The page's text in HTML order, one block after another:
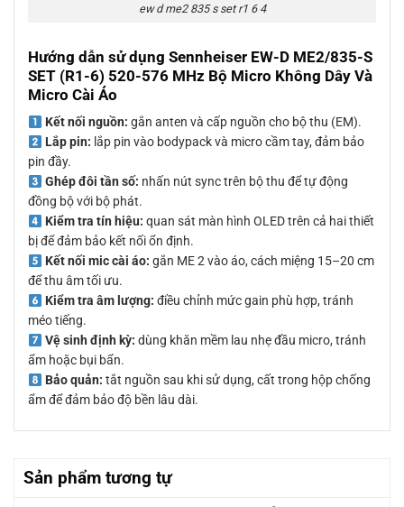
ew d me2 835 s set r1 6 4
Hướng dẫn sử dụng Sennheiser EW-D ME2/835-S
SET (R1-6) 520-576 MHz Bộ Micro Không Dây Và
Micro Cài Áo
Kết nối nguồn: gắn anten và cấp nguồn cho bộ thu (EM).
Lắp pin: lắp pin vào bodypack và micro cầm tay, đảm bảo
pin đầy.
Ghép đôi tần số: nhấn nút sync trên bộ thu để tự động
đồng bộ với bộ phát.
Kiểm tra tín hiệu: quan sát màn hình OLED trên cả hai thiết
bị để đảm bảo kết nối ổn định.
Kết nối mic cài áo: gắn ME 2 vào áo, cách miệng 15–20 cm
để thu âm tối ưu.
Kiểm tra âm lượng: điều chỉnh mức gain phù hợp, tránh
méo tiếng.
Vệ sinh định kỳ: dùng khăn mềm lau nhẹ đầu micro, tránh
ẩm hoặc bụi bẩn.
Bảo quản: tắt nguồn sau khi sử dụng, cất trong hộp chống
ẩm để đảm bảo độ bền lâu dài.
Sản phẩm tương tự